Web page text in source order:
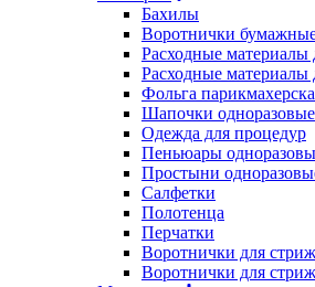
Бахилы
Воротнички
Расходные
Расходные материалы
Фольга
Шапочки одноразовые
Одежда для процедур
Пеньюары
Простыни
Салфетки
Полотенца
Перчатки
Воротнички для
Воротнички для